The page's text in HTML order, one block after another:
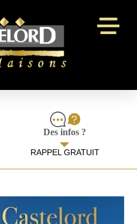
Des infos ?
RAPPEL GRATUIT